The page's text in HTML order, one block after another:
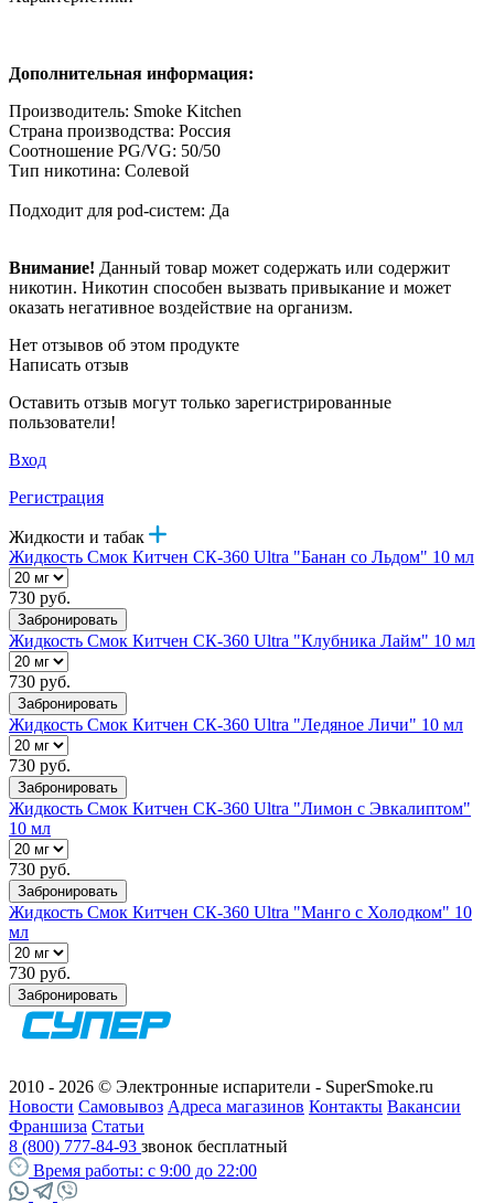
Дополнительная информация:
Производитель: Smoke Kitchen
Страна производства: Россия
Соотношение PG/VG: 50/50
Тип никотина: Солевой
Подходит для pod-систем: Да
Внимание! Данный товар может содержать или содержит
никотин. Никотин способен вызвать привыкание и может
оказать негативное воздействие на организм.
Нет отзывов об этом продукте
Написать отзыв
Оставить отзыв могут только зарегистрированные
пользователи!
Вход
Регистрация
Жидкости и табак
Жидкость Смок Китчен СК-360 Ultra "Банан со Льдом" 10 мл
730 руб.
Забронировать
Жидкость Смок Китчен СК-360 Ultra "Клубника Лайм" 10 мл
730 руб.
Забронировать
Жидкость Смок Китчен СК-360 Ultra "Ледяное Личи" 10 мл
730 руб.
Забронировать
Жидкость Смок Китчен СК-360 Ultra "Лимон с Эвкалиптом"
10 мл
730 руб.
Забронировать
Жидкость Смок Китчен СК-360 Ultra "Манго с Холодком" 10
мл
730 руб.
Забронировать
2010 - 2026 © Электронные испарители - SuperSmoke.ru
Новости Самовывоз Адреса магазинов Контакты Вакансии
Франшиза Статьи
8 (800) 777-84-93 звонок бесплатный
Время работы: с 9:00 до 22:00